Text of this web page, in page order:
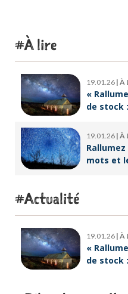
À lire
19.01.26 | À
«
de stock
19.01.26 | À
mots et
Actualité
19.01.26 | À
«
de stock